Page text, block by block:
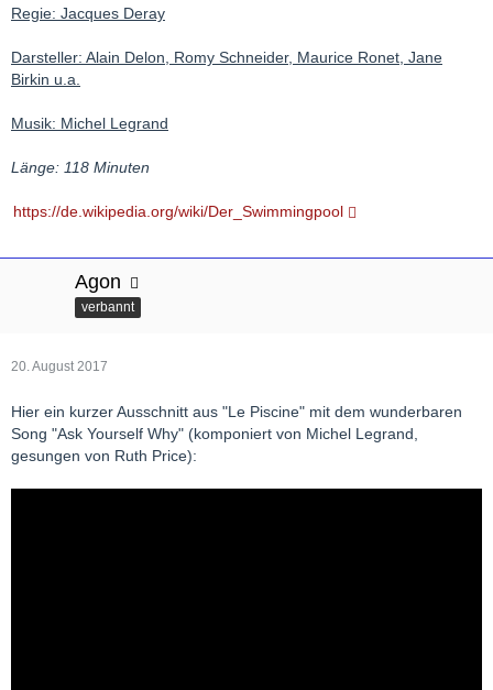
Regie: Jacques Deray
Darsteller: Alain Delon, Romy Schneider, Maurice Ronet, Jane
Birkin u.a.
Musik: Michel Legrand
Länge: 118 Minuten
https://de.wikipedia.org/wiki/Der_Swimmingpool
Agon
verbannt
20. August 2017
Hier ein kurzer Ausschnitt aus "Le Piscine" mit dem wunderbaren
Song "Ask Yourself Why" (komponiert von Michel Legrand,
gesungen von Ruth Price):